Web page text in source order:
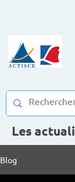
Les
Blog